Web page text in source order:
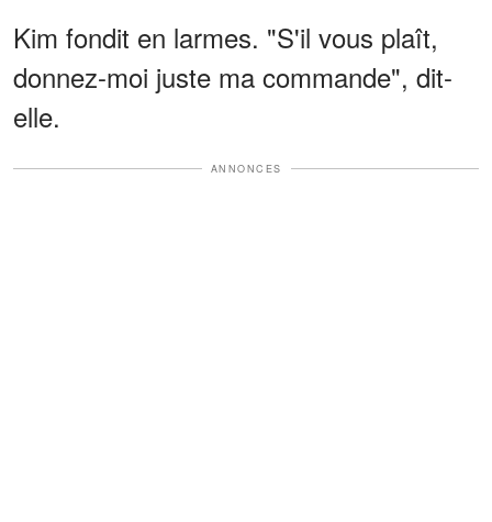
Kim fondit en larmes. "S'il vous plaît,
donnez-moi juste ma commande", dit-
elle.
ANNONCES